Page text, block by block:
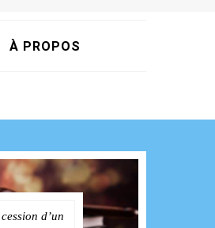
À PROPOS
d’un